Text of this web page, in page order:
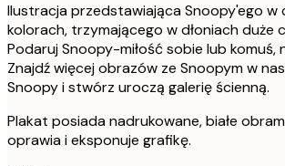
Ilustracja przedstawiająca Snoopy'ego w
kolorach, trzymającego w dłoniach duże
Podaruj Snoopy-miłość sobie lub komuś,
Znajdź więcej obrazów ze Snoopym w
Snoopy i stwórz uroczą galerię ścienną.
Plakat posiada nadrukowane, białe
oprawia i eksponuje grafikę.